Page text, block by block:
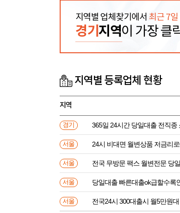
지역별 업체찾기에서 최근 7일
경기 지역이 가장 클
지역별 등록업체 현황
지역
경기 365일 24시간 당일대출 전직종
서울 24시 비대면 월변상품 저
서울 전국 무방문 팩스 월변전문 당
서울 당일대출 빠른대출ok급할수록
서울